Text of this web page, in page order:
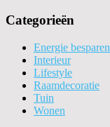
Categorieën
Energie besparen
Interieur
Lifestyle
Raamdecoratie
Tuin
Wonen